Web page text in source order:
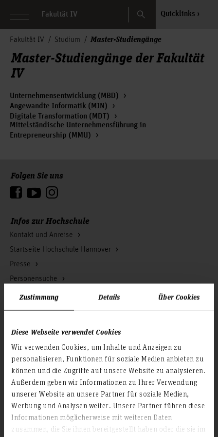
Zustimmung Details Über Cookies
Diese Webseite verwendet Cookies
Wir verwenden Cookies, um Inhalte und Anzeigen zu
personalisieren, Funktionen für soziale Medien anbieten zu
können und die Zugriffe auf unsere Website zu analysieren.
Außerdem geben wir Informationen zu Ihrer Verwendung
unserer Website an unsere Partner für soziale Medien,
Werbung und Analysen weiter. Unsere Partner führen diese
Informationen möglicherweise mit weiteren Daten
zusammen, die Sie ihnen bereitgestellt haben oder die sie im
Fakultät IV Search Quicklinks
Fakultät IV Studium Master-Studiengänge
Master-Studiengänge der Fakultät
IV
Unternehmensentwicklung (MBD)
Angewandte Informatik (MIN)
Digitale Transformation (MDT)
Mittelständische Unternehmensführung in
Entrepreneurship (MMU)
Infos zur Hochschule
Kontakt und Anreise
Startseite Hochschule Hannover
Presse
Personensuche
Karriere
Folgen Sie uns
Akademische Angelegenheiten
Antidiskriminierungsstelle
Arbeitssicherheit
Berufungsmanagement
Bibliothek
Campusmanagement
Datenschutz